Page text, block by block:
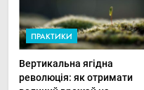
ПРАКТИКИ
Вертикальна ягідна
революція: як отримати